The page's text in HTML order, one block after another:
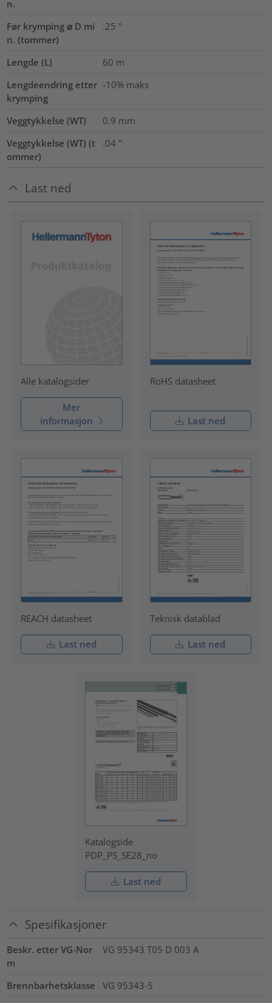
n.
Før krymping ⌀ D mi
n. (tommer)
.25 "
Lengde (L) 60 m
Lengdeendring etter
krymping
-10% maks
Veggtykkelse (WT) 0.9 mm
Veggtykkelse (WT) (t
ommer)
.04 "
Last ned
Alle katalogsider
Mer
informasjon
RoHS datasheet
Last ned
REACH datasheet
Last ned
Teknisk datablad
Last ned
Katalogside
PDP_PS_SE28_no
Last ned
Spesifikasjoner
Beskr. etter VG-Nor
m
VG 95343 T05 D 003 A
Brennbarhetsklasse
VG 95343-5